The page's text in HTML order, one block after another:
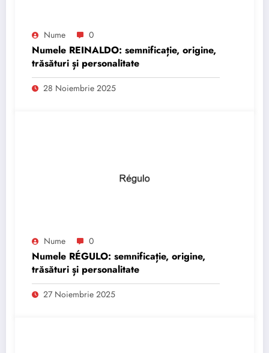
Nume 0
Numele REINALDO: semnificație, origine,
trăsături și personalitate
28 Noiembrie 2025
Nume 0
Numele RÉGULO: semnificație, origine,
trăsături și personalitate
27 Noiembrie 2025